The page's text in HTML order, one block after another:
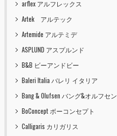
arflex アルフレックス
Artek アルテック
Artemide アルテミデ
ASPLUND アスプルンド
B&B ビーアンドビー
Baleri Italia バレリ イタリア
Bang & Olufsen バング&オルフセン
BoConcept ボーコンセプト
Calligaris カリガリス